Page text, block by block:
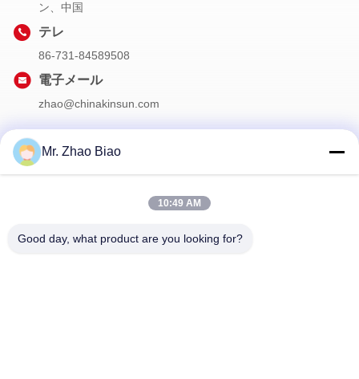
ン、中国
テレ
86-731-84589508
電子メール
zhao@chinakinsun.com
さい。
Mr. Zhao Biao
10:49 AM
Good day, what product are you looking for?